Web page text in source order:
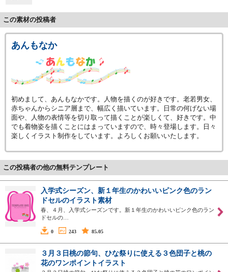
この素材の投稿者
あんもなか
初めまして、あんもなかです。人物を描くのが好きです。老若男女、
赤ちゃんからシニア層まで、幅広く描いています。日常の何げない場
面や、人物の表情等を切り取って描くことが楽しくて、好きです。中
でも着物姿を描くことにはまっていますので、時々登場します。日々
楽しくイラスト制作をしています。よろしくお願いいたします。
この投稿者の他の無料テンプレート
入学式シーズン、新１年生のかわいいピンク色のラン
ドセルのイラスト素材
春、４月、入学式シーズンです。新１年生のかわいいピンク色のラン
ドセルの…
0 243 85.05
３月３日桃の節句、ひな祭りに使える３色団子と桃の
花のワンポイントイラスト